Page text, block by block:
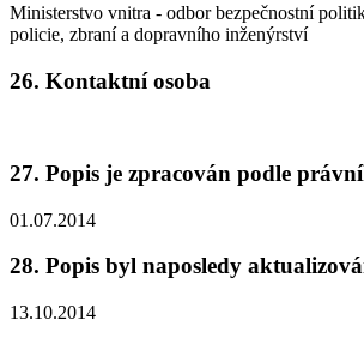
Ministerstvo vnitra - odbor bezpečnostní
policie, zbraní a dopravního inženýrství
26. Kontaktní osoba
27. Popis je zpracován podle
01.07.2014
28. Popis byl naposledy
13.10.2014